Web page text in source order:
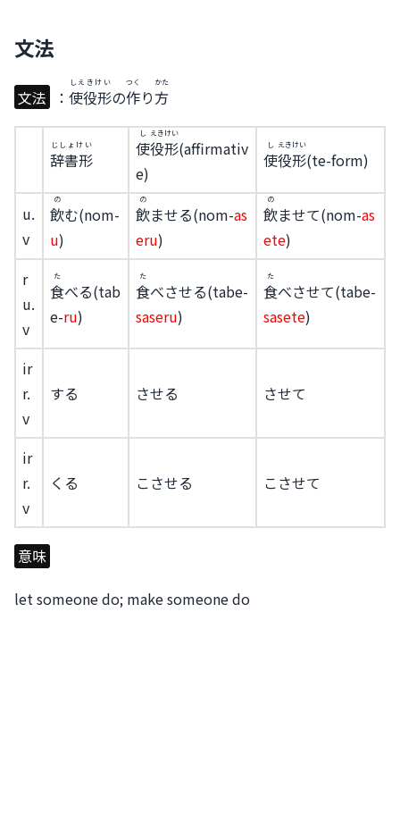
文法
文法 ： 使役形
しえきけい
の作
つく
り方
かた
辞書形
じしょけい 使
し
役
えき
形
けい
(affirmativ
e)
使
し
役
えき
形
けい
(te-form)
u.
v
飲
の
む(nom-
u)
飲
の
ませる(nom-as
eru)
飲
の
ませて(nom-as
ete)
r
u.
v
食
た
べる(tab
e-ru)
食
た
べさせる(tabe-
saseru)
食
た
べさせて(tabe-
sasete)
ir
r.
v
する させる させて
ir
r.
v
くる こさせる こさせて
意味
let someone do; make someone do